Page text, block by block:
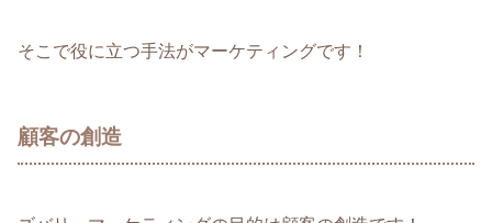
そこで役に立つ手法がマーケティングです！
顧客の創造